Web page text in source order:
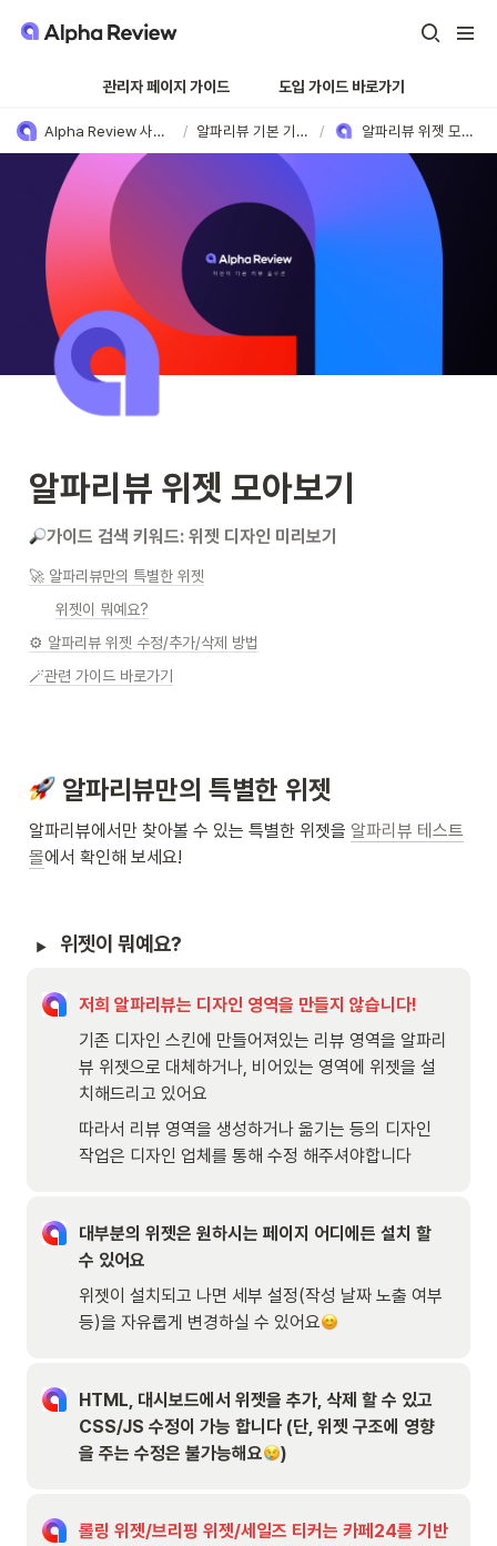
   관리자 페이지 가이드
도입 가이드 바로가기
Alpha Review 사용 방법 / 알파리뷰 기본 기능 ⚙️ / 알파리뷰 위젯 모아보기
알파리뷰 위젯 모아보기
가이드 검색 키워드: 위젯 디자인 미리보기
🚀 알파리뷰만의 특별한 위젯
위젯이 뭐예요?
⚙️ 알파리뷰 위젯 수정/추가/삭제 방법
🪄관련 가이드 바로가기
알파리뷰만의 특별한 위젯
알파리뷰에서만 찾아볼 수 있는 특별한 위젯을 알파리뷰 테스트
몰에서 확인해 보세요!
위젯이 뭐예요?
저희 알파리뷰는 디자인 영역을 만들지 않습니다!
기존 디자인 스킨에 만들어져있는 리뷰 영역을 알파리
뷰 위젯으로 대체하거나, 비어있는 영역에 위젯을 설
치해드리고 있어요
따라서 리뷰 영역을 생성하거나 옮기는 등의 디자인
작업은 디자인 업체를 통해 수정 해주셔야합니다
대부분의 위젯은 원하시는 페이지 어디에든 설치 할
수 있어요
위젯이 설치되고 나면 세부 설정(작성 날짜 노출 여부
등)을 자유롭게 변경하실 수 있어요
HTML, 대시보드에서 위젯을 추가, 삭제 할 수 있고
CSS/JS 수정이 가능 합니다 (단, 위젯 구조에 영향
을 주는 수정은 불가능해요
)
롤링 위젯/브리핑 위젯/세일즈 티커는 카페24를 기반